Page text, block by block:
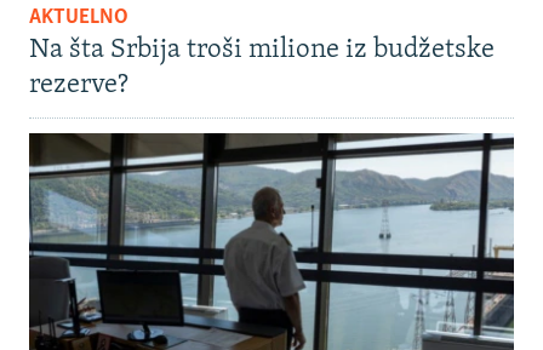
AKTUELNO
Na šta Srbija troši milione iz budžetske
rezerve?